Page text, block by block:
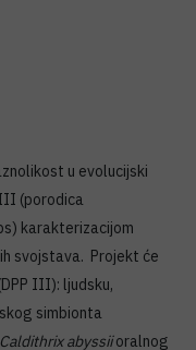
u evolucijski
(porodica
karakterizacijom
svojstava. Projekt će
III): ljudsku,
simbionta
Caldithrix abyssiioralnog